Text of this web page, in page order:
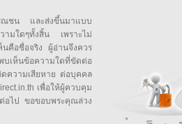
ณชน และส่งขึ้นมาแบบ
มใดๆทั้งสิ้น เพราะไม่
นคือชื่อจริง ผู้อ่านจึงควร
ห็นข้อความใดที่ขัดต่อ
ดความเสียหาย ต่อบุคคล
เพื่อให้ผู้ควบคุม
อไป ขอขอบพระคุณล่วง